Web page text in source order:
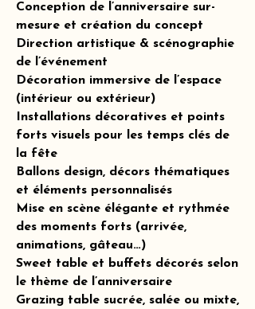
Conception de l’anniversaire sur-
mesure et création du concept
Direction artistique & scénographie
de l’événement
Décoration immersive de l’espace
(intérieur ou extérieur)
Installations décoratives et points
forts visuels pour les temps clés de
la fête
Ballons design, décors thématiques
et éléments personnalisés
Mise en scène élégante et rythmée
des moments forts (arrivée,
animations, gâteau…)
Sweet table et buffets décorés selon
le thème de l’anniversaire
Grazing table sucrée, salée ou mixte,